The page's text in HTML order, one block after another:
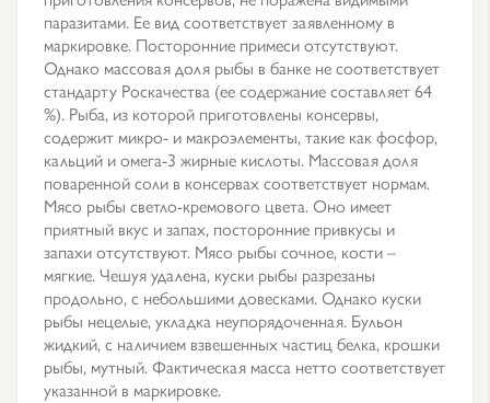
паразитами. Ее вид соответствует заявленному в
маркировке. Посторонние примеси отсутствуют.
Однако массовая доля рыбы в банке не соответствует
стандарту Роскачества (ее содержание составляет 64
%). Рыба, из которой приготовлены консервы,
содержит микро- и макроэлементы, такие как фосфор,
кальций и омега-3 жирные кислоты. Массовая доля
поваренной соли в консервах соответствует нормам.
Мясо рыбы светло-кремового цвета. Оно имеет
приятный вкус и запах, посторонние привкусы и
запахи отсутствуют. Мясо рыбы сочное, кости –
мягкие. Чешуя удалена, куски рыбы разрезаны
продольно, с небольшими довесками. Однако куски
рыбы нецелые, укладка неупорядоченная. Бульон
жидкий, с наличием взвешенных частиц белка, крошки
рыбы, мутный. Фактическая масса нетто соответствует
указанной в маркировке.